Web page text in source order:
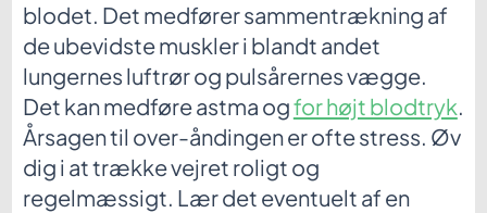
blodet. Det medfører sammentrækning af
de ubevidste muskler i blandt andet
lungernes luftrør og pulsårernes vægge.
Det kan medføre astma ogfor højt blodtryk.
Årsagen til over-åndingen er ofte stress. Øv
dig i at trække vejret roligt og
regelmæssigt. Lær det eventuelt af en